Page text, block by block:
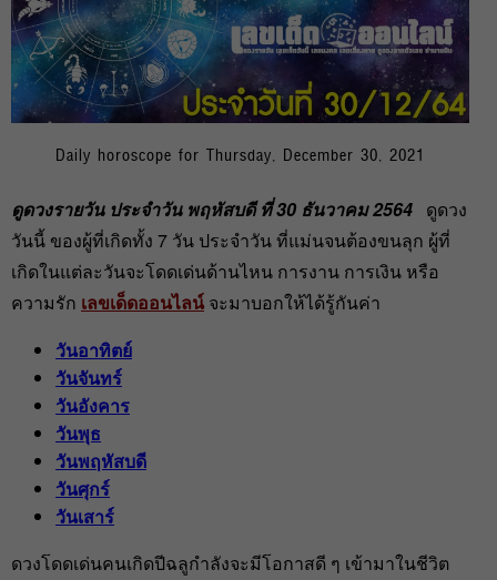
Daily horoscope for Thursday, December 30, 2021
ดูดวงรายวัน ประจำวัน พฤหัสบดี ที่ 30 ธันวาคม 2564 ดูดวง
วันนี้ ของผู้ที่เกิดทั้ง 7 วัน ประจำวัน ที่แม่นจนต้องขนลุก ผู้ที่
เกิดในแต่ละวันจะโดดเด่นด้านไหน การงาน การเงิน หรือ
ความรัก เลขเด็ดออนไลน์ จะมาบอกให้ได้รู้กันค่า
วันอาทิตย์
วันจันทร์
วันอังคาร
วันพุธ
วันพฤหัสบดี
วันศุกร์
วันเสาร์
ดวงโดดเด่นคนเกิดปีฉลูกำลังจะมีโอกาสดี ๆ เข้ามาในชีวิต